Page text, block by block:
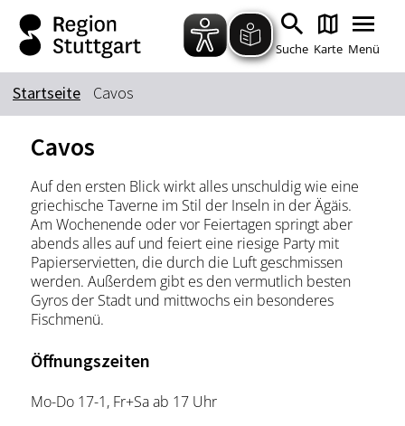
Zum Hauptinhalt springen
Zur Suche springen
Zur Hauptnavigation
Zum Footer springen
Suche Karte Menü
Suchbegriff
Das könnte Sie interessieren
Stadtführungen
Tickets
Citytour
Übernachtung
Erlebnisse
Essen & Trinken
Wein
Kultur
Startseite Cavos
Cavos
Auf den ersten Blick wirkt alles unschuldig wie eine
griechische Taverne im Stil der Inseln in der Ägäis.
Am Wochenende oder vor Feiertagen springt aber
abends alles auf und feiert eine riesige Party mit
Papierservietten, die durch die Luft geschmissen
werden. Außerdem gibt es den vermutlich besten
Gyros der Stadt und mittwochs ein besonderes
Fischmenü.
Öffnungszeiten
Mo-Do 17-1, Fr+Sa ab 17 Uhr